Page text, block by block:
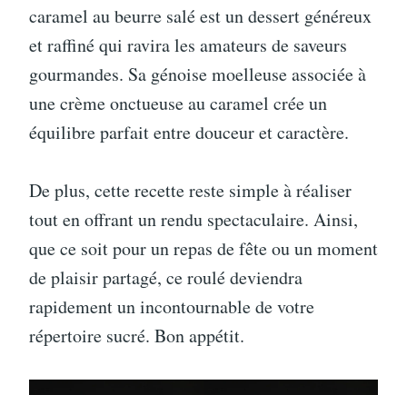
caramel au beurre salé est un dessert généreux
et raffiné qui ravira les amateurs de saveurs
gourmandes. Sa génoise moelleuse associée à
une crème onctueuse au caramel crée un
équilibre parfait entre douceur et caractère.
De plus, cette recette reste simple à réaliser
tout en offrant un rendu spectaculaire. Ainsi,
que ce soit pour un repas de fête ou un moment
de plaisir partagé, ce roulé deviendra
rapidement un incontournable de votre
répertoire sucré. Bon appétit.